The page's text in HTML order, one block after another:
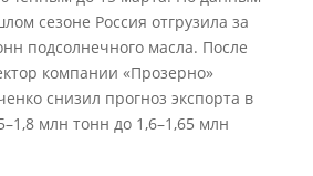
сезоне Россия отгрузила за
подсолнечного масла. После
компании «Прозерно»
снизил прогноз экспорта в
млн тонн до 1,6–1,65 млн